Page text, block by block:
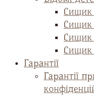
Сищик
Сищик
Сищик
Гарантії
Гарантії